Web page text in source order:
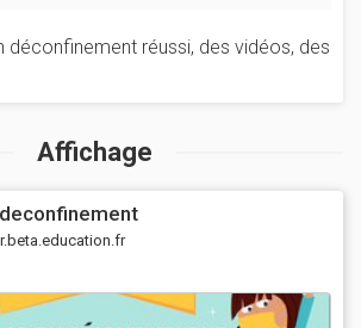
déconfinement réussi, des vidéos, des
Affichage